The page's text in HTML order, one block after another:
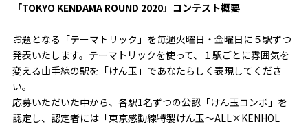
「TOKYO KENDAMA ROUND 2020」コンテスト概要
お題となる「テーマトリック」を毎週火曜日・金曜日に５駅ずつ
発表いたします。テーマトリックを使って、１駅ごとに雰囲気を
変える山手線の駅を「けん玉」であなたらしく表現してくださ
い。
応募いただいた中から、各駅1名ずつの公認「けん玉コンボ」を
認定し、認定者には「東京感動線特製けん玉〜ALL×KENHOL